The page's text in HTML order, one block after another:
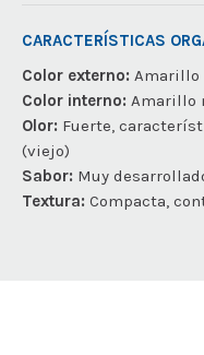
CARACTERÍSTICAS
Color externo:
Color interno: Amarillo
Olor: Fuerte,
(viejo)
Sabor: Muy
Textura: Compacta,